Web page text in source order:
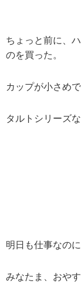
ちょっと前に、
のを買った。
カップが小さめ
タルトシリーズ
明日も仕事なの
みなたま、おや